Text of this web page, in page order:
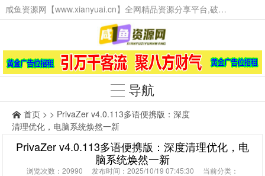
咸鱼资源网【www.xianyuai.cn】全网精品资源分享平台,破解软件,技术源码,火爆项目,工具辅助,这里无所不有。
导航
首页 > > PrivaZer v4.0.113多语便携版：深度
清理优化，电脑系统焕然一新
PrivaZer v4.0.113多语便携版：深度清理优化，电
脑系统焕然一新
浏览次数：20990 发布时间：2025/10/19 07:45:30 当前分类：